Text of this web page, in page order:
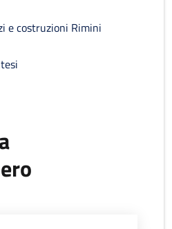
e costruzioni Rimini